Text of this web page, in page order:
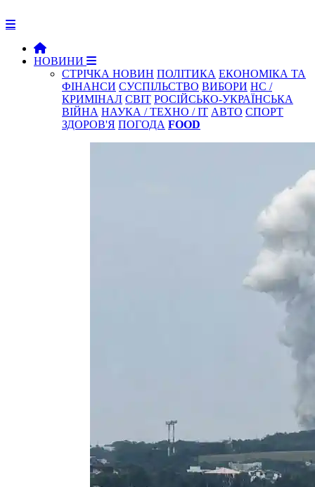
НОВИНИ
СТРІЧКА НОВИН ПОЛІТИКА ЕКОНОМІКА ТА
ФІНАНСИ СУСПІЛЬСТВО ВИБОРИ НС /
КРИМІНАЛ СВІТ РОСІЙСЬКО-УКРАЇНСЬКА
ВІЙНА НАУКА / ТЕХНО / IT АВТО СПОРТ
ЗДОРОВ'Я ПОГОДА FOOD